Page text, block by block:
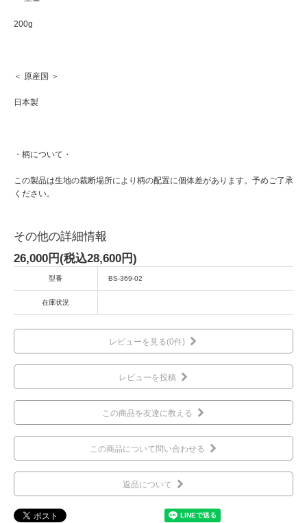
200g
＜ 原産国 ＞
日本製
・柄について・
この製品は生地の裁断場所により柄の配置に個体差があります。予めご了承
ください。
その他の詳細情報
26,000円(税込28,600円)
型番 BS-369-02
在庫状況
レビューを見る(0件)
レビューを投稿
この商品を友達に教える
この商品について問い合わせる
返品について